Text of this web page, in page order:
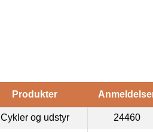
Produkter
Cykler og udstyr 24460